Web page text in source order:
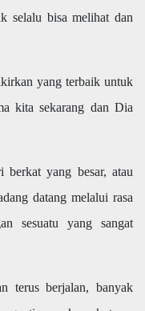
selalu bisa melihat dan
yang terbaik untuk
kita sekarang dan Dia
berkat yang besar, atau
datang melalui rasa
sesuatu yang sangat
terus berjalan, banyak